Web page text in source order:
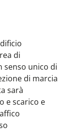
di
senso unico di
di marcia
sarà
e scarico e